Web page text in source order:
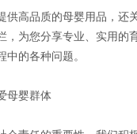
供高品质的母婴用品，还
，为您分享专业、实用的
中的各种问题。
母婴群体